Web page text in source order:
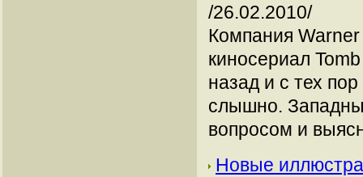
/26.02.2010/
Компания Warner
киносериал
назад и с тех
слышно.
вопросом и
Новые